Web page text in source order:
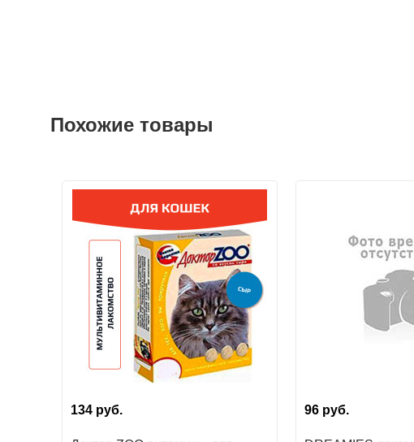
Похожие товары
134 руб. 96руб.